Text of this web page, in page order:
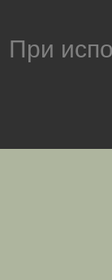
При